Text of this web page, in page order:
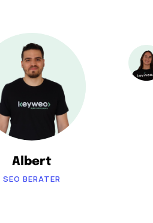
Albert
SEO BERATER